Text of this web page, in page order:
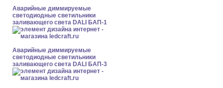
Аварийные диммируемые
светодиодные светильники
заливающего света DALI БАП-1
Аварийные диммируемые
светодиодные светильники
заливающего света DALI БАП-3